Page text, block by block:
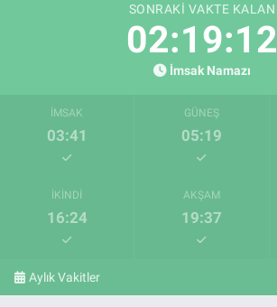
SONRAKI VAKTE KALAN
02:19:11
İmsak Namazı
İMSAK
03:41
GÜNEŞ
05:19
İKINDI
16:24
AKŞAM
19:37
Aylık Vakitler